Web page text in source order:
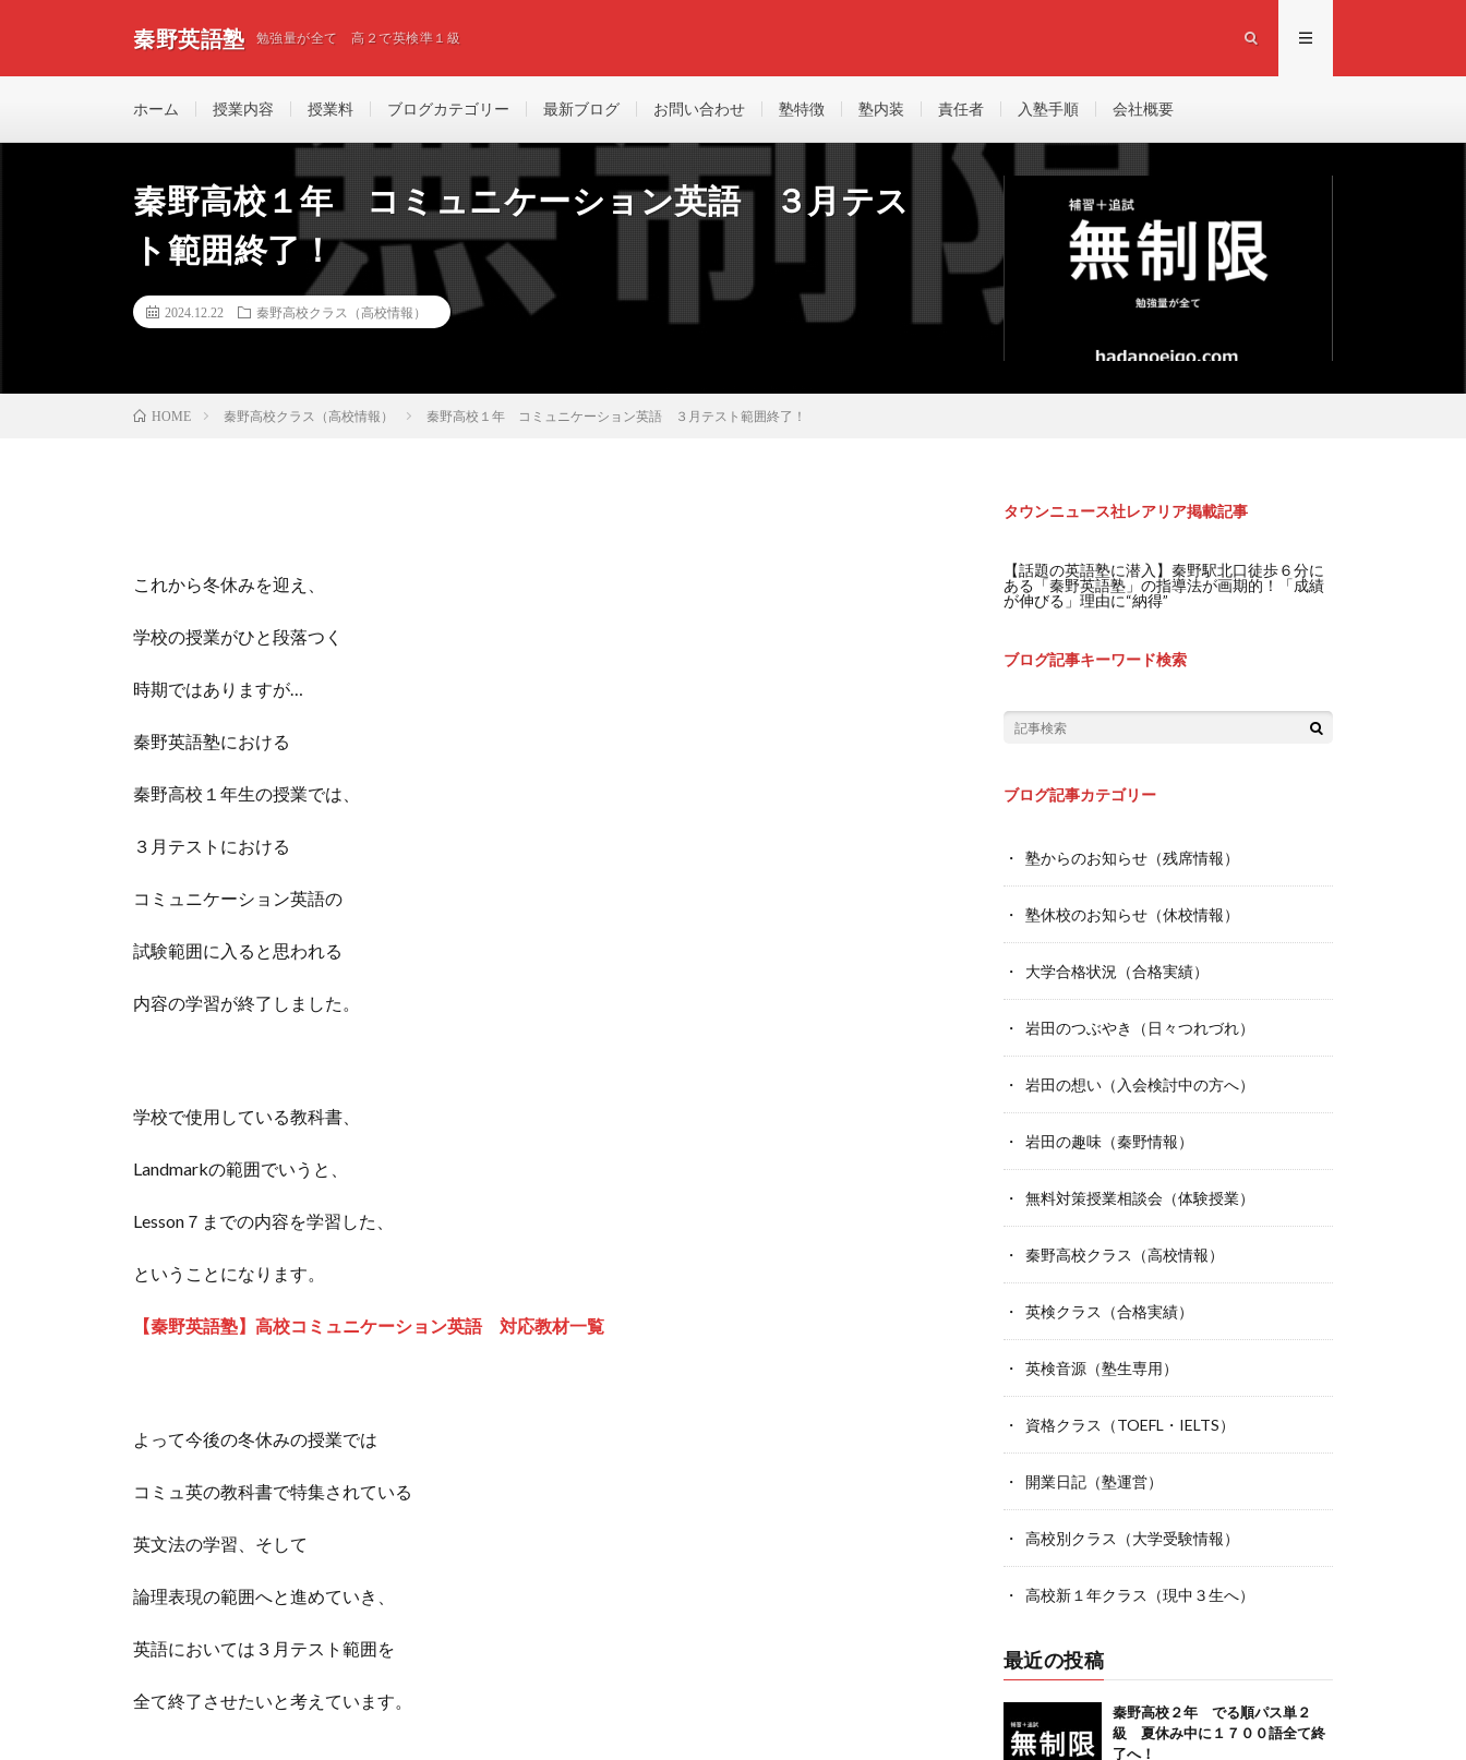
秦野英語塾 勉強量が全て 高２で英検準１級
ホーム 授業内容 授業料 ブログカテゴリー 最新ブログ お問い合わせ 塾特徴 塾内装 責任者 入塾手順 会社概要
秦野高校１年 コミュニケーション英語 ３月テス
ト範囲終了！
2024.12.22 秦野高校クラス（高校情報）
HOME 秦野高校クラス（高校情報） 秦野高校１年 コミュニケーション英語 ３月テスト範囲終了！
これから冬休みを迎え、
学校の授業がひと段落つく
時期ではありますが…
秦野英語塾における
秦野高校１年生の授業では、
３月テストにおける
コミュニケーション英語の
試験範囲に入ると思われる
内容の学習が終了しました。
学校で使用している教科書、
Landmarkの範囲でいうと、
Lesson７までの内容を学習した、
ということになります。
【秦野英語塾】高校コミュニケーション英語 対応教材一覧
よって今後の冬休みの授業では
コミュ英の教科書で特集されている
英文法の学習、そして
論理表現の範囲へと進めていき、
英語においては３月テスト範囲を
全て終了させたいと考えています。
タウンニュース社レアリア掲載記事
【話題の英語塾に潜入】秦野駅北口徒歩６分に
ある「秦野英語塾」の指導法が画期的！「成績
が伸びる」理由に“納得”
ブログ記事キーワード検索
ブログ記事カテゴリー
塾からのお知らせ（残席情報）
塾休校のお知らせ（休校情報）
大学合格状況（合格実績）
岩田のつぶやき（日々つれづれ）
岩田の想い（入会検討中の方へ）
岩田の趣味（秦野情報）
無料対策授業相談会（体験授業）
秦野高校クラス（高校情報）
英検クラス（合格実績）
英検音源（塾生専用）
資格クラス（TOEFL・IELTS）
開業日記（塾運営）
高校別クラス（大学受験情報）
高校新１年クラス（現中３生へ）
最近の投稿
秦野高校２年 でる順パス単２
級 夏休み中に１７００語全て終
了へ！